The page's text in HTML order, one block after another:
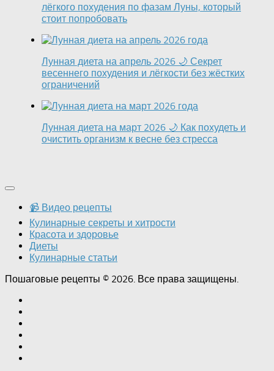
лёгкого похудения по фазам Луны, который
стоит попробовать
Лунная диета на апрель 2026 🌙 Секрет
весеннего похудения и лёгкости без жёстких
ограничений
Лунная диета на март 2026 🌙 Как похудеть и
очистить организм к весне без стресса
📹 Видео рецепты
Кулинарные секреты и хитрости
Красота и здоровье
Диеты
Кулинарные статьи
Пошаговые рецепты © 2026. Все права защищены.